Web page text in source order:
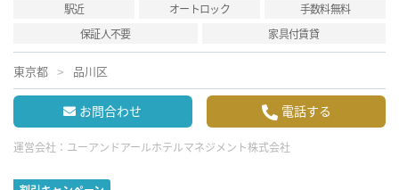
駅近 オートロック
手数料無料
保証人不要
家具付賃貸
東京都 品川区
お問合わせ 電話する
運営会社： ユーアンドアールホテルマネジメント株式会社